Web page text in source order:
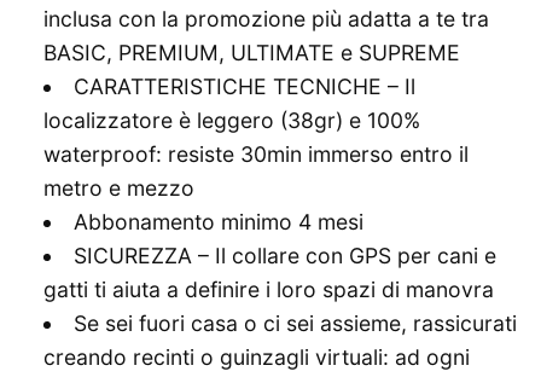
inclusa con la promozione più adatta a te tra
BASIC, PREMIUM, ULTIMATE e SUPREME
CARATTERISTICHE TECNICHE – Il
localizzatore è leggero (38gr) e 100%
waterproof: resiste 30min immerso entro il
metro e mezzo
Abbonamento minimo 4 mesi
SICUREZZA – Il collare con GPS per cani e
gatti ti aiuta a definire i loro spazi di manovra
Se sei fuori casa o ci sei assieme, rassicurati
creando recinti o guinzagli virtuali: ad ogni